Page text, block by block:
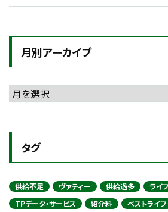
月別アーカイブ
タグ
供給不足 ヴァティー 供給過多
ライ
TPデータ・サービス
紹介料 ベストライフ